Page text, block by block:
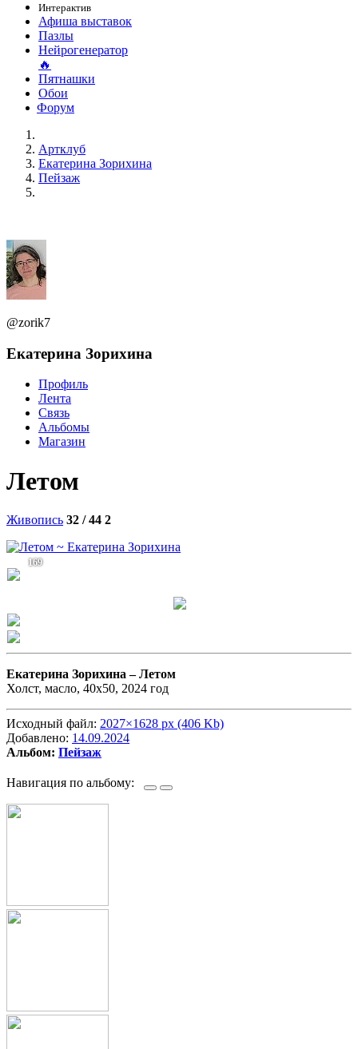
Интерактив
Афиша выставок
Пазлы
Нейрогенератор
🔥
Пятнашки
Обои
Форум
Артклуб
Екатерина Зорихина
Пейзаж
@zorik7
Екатерина Зорихина
Профиль
Лента
Связь
Альбомы
Магазин
Летом
Живопись 32 / 44 2
169
Екатерина Зорихина –Летом
Холст, масло, 40х50, 2024 год
Исходный файл: 2027×1628 px (406 Kb)
Добавлено: 14.09.2024
Альбом: Пейзаж
Навигация по альбому: